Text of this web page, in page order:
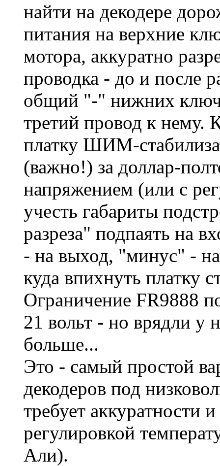
найти на декодере
питания на верхние
мотора, аккуратно
проводка - до и после
общий "-" нижних
третий провод к нему.
платку ШИМ-
(важно!) за доллар-
напряжением (или с
учесть габариты
разреза" подпаять на
- на выход, "минус" -
куда впихнуть платку
Ограничение FR9888
21 вольт - но врядли у
больше...
Это - самый простой
декодеров под
требует аккуратности
регулировкой
Али).